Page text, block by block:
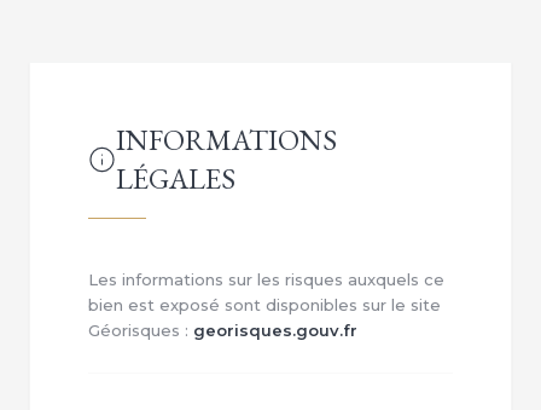
INFORMATIONS
LÉGALES
Les informations sur les risques auxquels ce
bien est exposé sont disponibles sur le site
Géorisques : georisques.gouv.fr